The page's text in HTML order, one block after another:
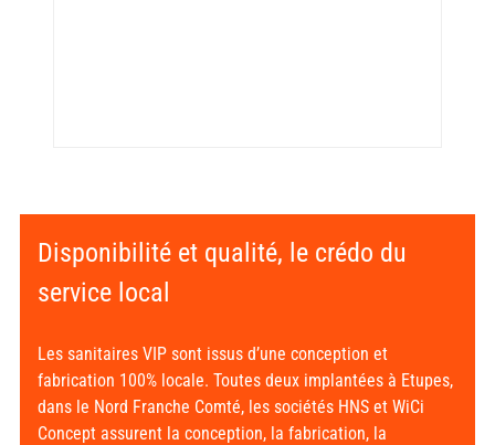
Disponibilité et qualité, le crédo du
service local
Les sanitaires VIP sont issus d’une conception et
fabrication 100% locale. Toutes deux implantées à Etupes,
dans le Nord Franche Comté, les sociétés HNS et WiCi
Concept assurent la conception, la fabrication, la